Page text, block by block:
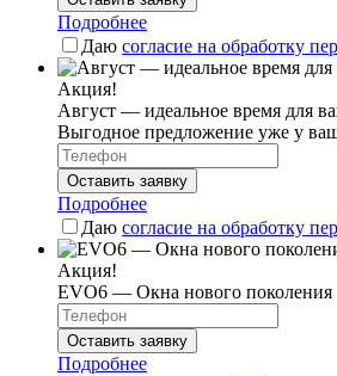
Подробнее
Даю согласие на обработку
Акция!
Август — идеальное время для
Выгодное предложение уже у
Оставить заявку
Подробнее
Даю согласие на обработку
Акция!
EVO6 — Окна нового поколения
Оставить заявку
Подробнее